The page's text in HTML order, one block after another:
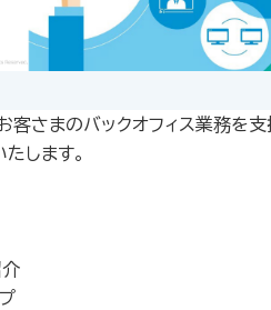
客さまのバックオフィス業務を支
します。